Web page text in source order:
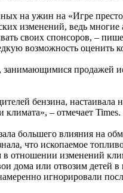
на ужин на «Игре
изменений, ведь
своих спонсоров, –
возможность оценить
бензина,
– отмечает Times.
большего влияния на
что ископаемое
отношении изменений
дома или отвозим
игнорировали